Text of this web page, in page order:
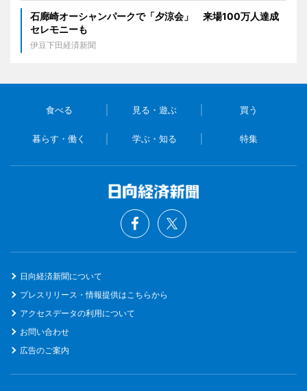
石廊崎オーシャンパークで「夕涼会」 来場100万人達成
セレモニーも
伊豆下田経済新聞
食べる 見る・遊ぶ 買う
暮らす・働く 学ぶ・知る 特集
日向経済新聞について
プレスリリース・情報提供はこちらから
アクセスデータの利用について
お問い合わせ
広告のご案内